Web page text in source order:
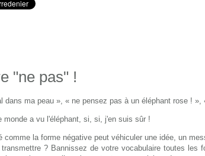
"ne pas" !
dans ma peau », « ne pensez pas à un éléphant rose ! »,
monde a vu l'éléphant, si, si, j'en suis sûr !
comme la forme négative peut véhiculer une idée, un
? Bannissez de votre vocabulaire toutes les